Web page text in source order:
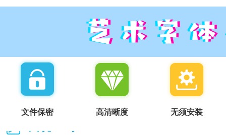
文件保密 高清晰度 无须安装